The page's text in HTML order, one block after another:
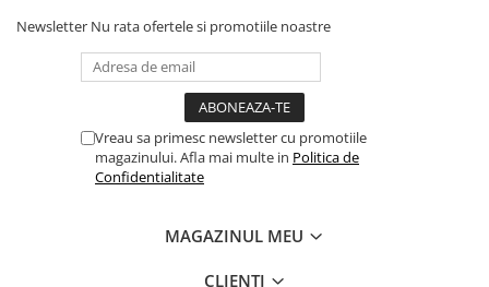
Newsletter Nu rata ofertele si promotiile noastre
Vreau sa primesc newsletter cu promotiile
magazinului. Afla mai multe in Politica de
Confidentialitate
MAGAZINUL MEU
CLIENTI